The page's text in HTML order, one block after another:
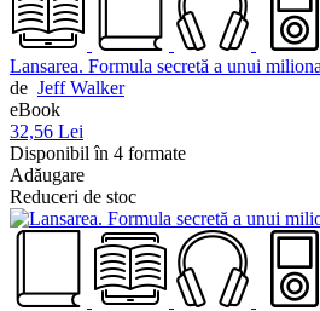
Lansarea. Formula secretă a unui
de Jeff Walker
eBook
32,56 Lei
Disponibil în 4 formate
Adăugare
Reduceri de stoc